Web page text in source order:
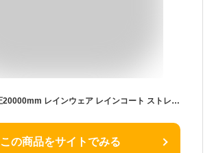
上下セット 耐水圧20000mm レインウェア レインコート ストレッチ メンズ レディース レインスーツ ト レイン パンツ マウンテンパーカー カッパ おしゃれ 雨合羽 雨具 通勤 通学 自転車 ゴルフ 釣り ランニング 男性用 女性用 NASR-100
この商品をサイトでみる